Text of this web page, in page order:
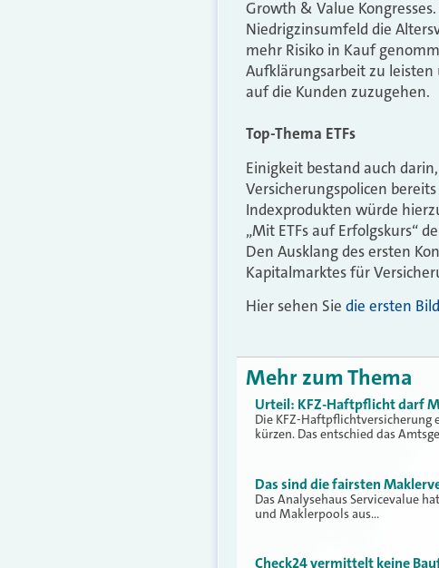
Growth & Value
Niedrigzinsumfeld die
mehr Risiko in Kauf
Aufklärungsarbeit zu
auf die Kunden zuzugehen.
Top-Thema ETFs
Einigkeit bestand auch
Versicherungspolicen
Indexprodukten würde
„Mit ETFs auf Erfolgskurs“
Den Ausklang des ersten
Kapitalmarktes für
Hier sehen Sie die ersten
Mehr zum Thema
Urteil: KFZ-Haftpflicht darf
Die KFZ-
kürzen. Das entschied das
Das sind die fairsten
Das Analysehaus Servicevalue
und Maklerpools aus…
Check24 vermittelt keine